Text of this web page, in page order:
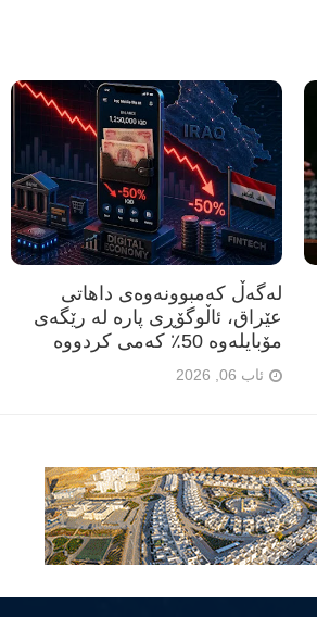
لەگەڵ کەمبوونەوەی داهاتی
عێراق، ئاڵوگۆڕی پارە لە رێگەی
مۆبایلەوە 50٪ کەمی کردووە
ئاب 06, 2026